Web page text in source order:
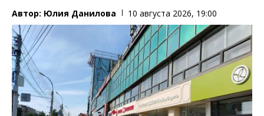
Автор: Юлия Данилова 10 августа 2026, 19:00